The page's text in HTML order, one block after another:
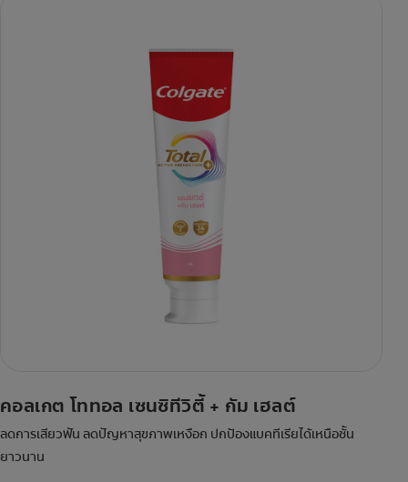
คอลเกต โททอล เซนซิทีวิตี้ + กัม เฮลต์
ลดการเสียวฟัน ลดปัญหาสุขภาพเหงือก ปกป้องแบคทีเรียได้เหนือชั้น
ยาวนาน